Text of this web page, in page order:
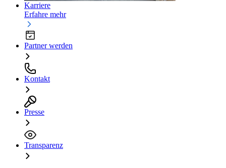
Karriere
Erfahre mehr
Partner werden
Kontakt
Presse
Transparenz